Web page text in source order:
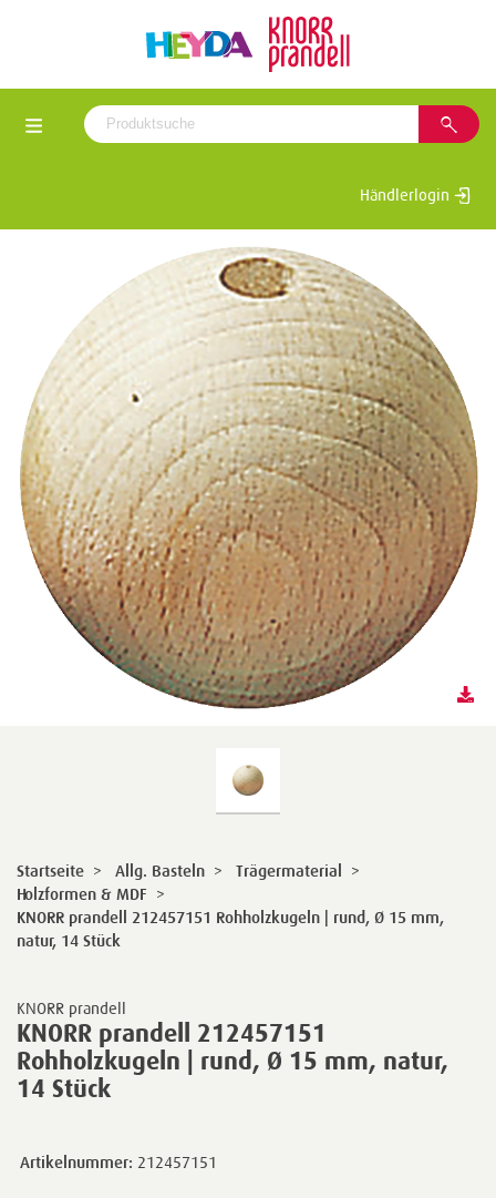
Händlerlogin
KNORR prandell
KNORR prandell 212457151
Rohholzkugeln | rund, Ø 15 mm, natur,
14 Stück
Startseite > Allg. Basteln > Trägermaterial
>
Holzformen & MDF >
KNORR prandell 212457151 Rohholzkugeln | rund, Ø 15 mm,
natur, 14 Stück
Artikelnummer: 212457151